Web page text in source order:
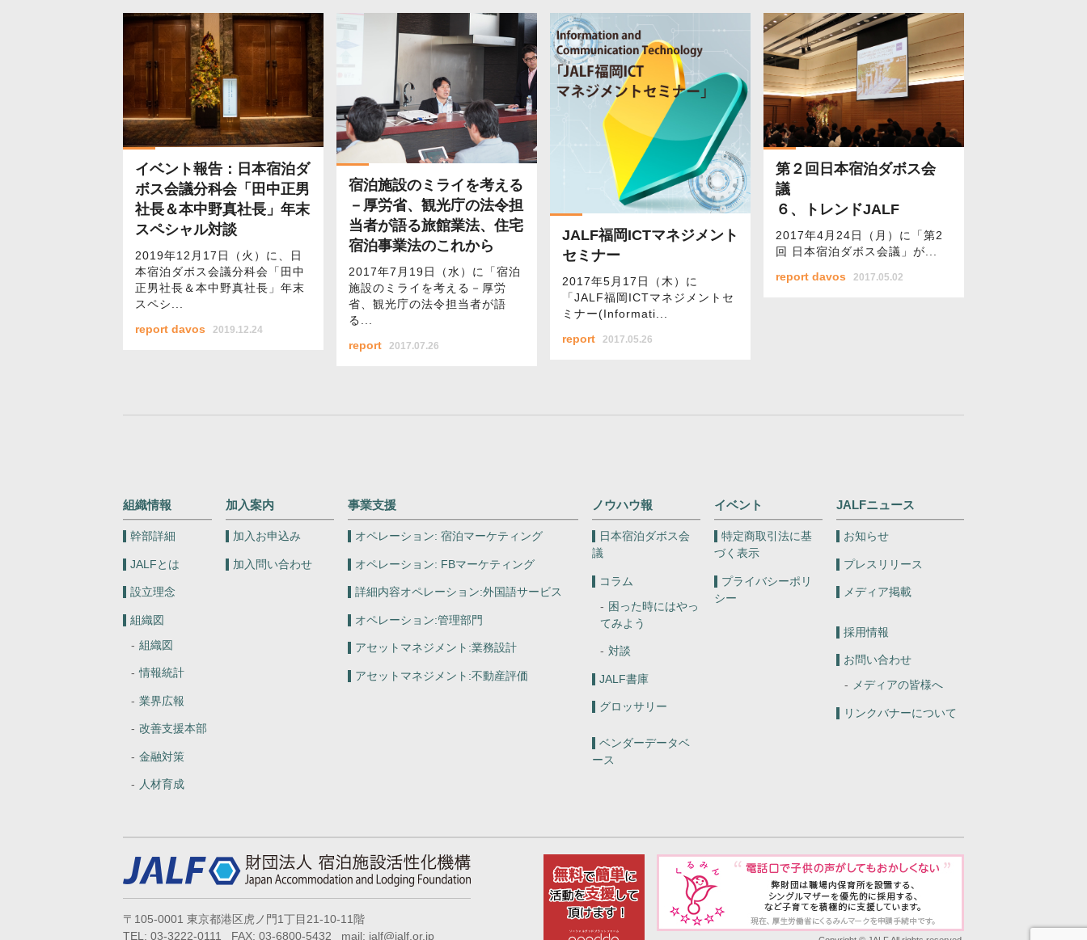
イベント報告：日本宿泊ダ
ボス会議分科会「田中正男
社長＆本中野真社長」年末
スペシャル対談
2019年12月17日（火）に、日
本宿泊ダボス会議分科会「田中
正男社長＆本中野真社長」年末
スペシ...
report davos 2019.12.24
宿泊施設のミライを考える
－厚労省、観光庁の法令担
当者が語る旅館業法、住宅
宿泊事業法のこれから
2017年7月19日（水）に「宿泊
施設のミライを考える－厚労
省、観光庁の法令担当者が語
る...
report 2017.07.26
JALF福岡ICTマネジメント
セミナー
2017年5月17日（木）に
「JALF福岡ICTマネジメントセ
ミナー(Informati...
report 2017.05.26
第２回日本宿泊ダボス会
議
６、トレンドJALF
2017年4月24日（月）に「第2
回 日本宿泊ダボス会議」が...
report davos 2017.05.02
組織情報
幹部詳細
JALFとは
設立理念
組織図
組織図
情報統計
業界広報
改善支援本部
金融対策
人材育成
加入案内
加入お申込み
加入問い合わせ
事業支援
オペレーション: 宿泊マーケティング
オペレーション: FBマーケティング
詳細内容オペレーション:外国語サービス
オペレーション:管理部門
アセットマネジメント:業務設計
アセットマネジメント:不動産評価
ノウハウ報
日本宿泊ダボス会
議
コラム
困った時にはやっ
てみよう
対談
JALF書庫
グロッサリー
ベンダーデータベ
ース
イベント
特定商取引法に基
づく表示
プライバシーポリ
シー
JALFニュース
お知らせ
プレスリリース
メディア掲載
採用情報
お問い合わせ
メディアの皆様へ
リンクバナーについて
JALF 宿泊施設活性化機構 Japan Accommodation and Lodging Foundation 財団法人宿泊施設活性化機構Japan
〒105-0001 東京都港区虎ノ門1丁目21-10-11階
TEL: 03-3222-0111 FAX: 03-6800-5432 mail: jalf@jalf.or.jp